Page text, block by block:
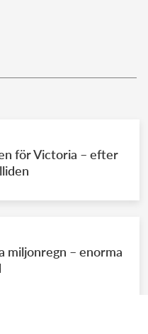
för Victoria – efter
miljonregn – enorma